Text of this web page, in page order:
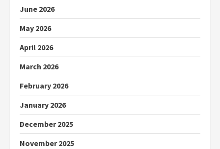
June 2026
May 2026
April 2026
March 2026
February 2026
January 2026
December 2025
November 2025